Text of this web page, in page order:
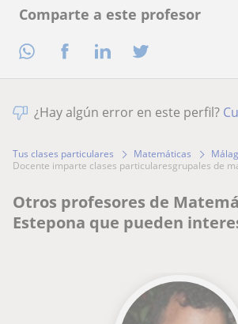
Comparte a este profesor
¿Hay algún error en este perfil?
Tus clases particulares Matemáticas
docente imparte clases particularesgrupales de
Otros profesores de
Estepona que pueden